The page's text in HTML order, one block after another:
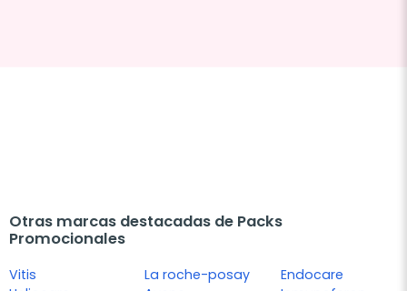
Otras marcas destacadas de Packs
Promocionales
Vitis
La roche-posay
Endocare